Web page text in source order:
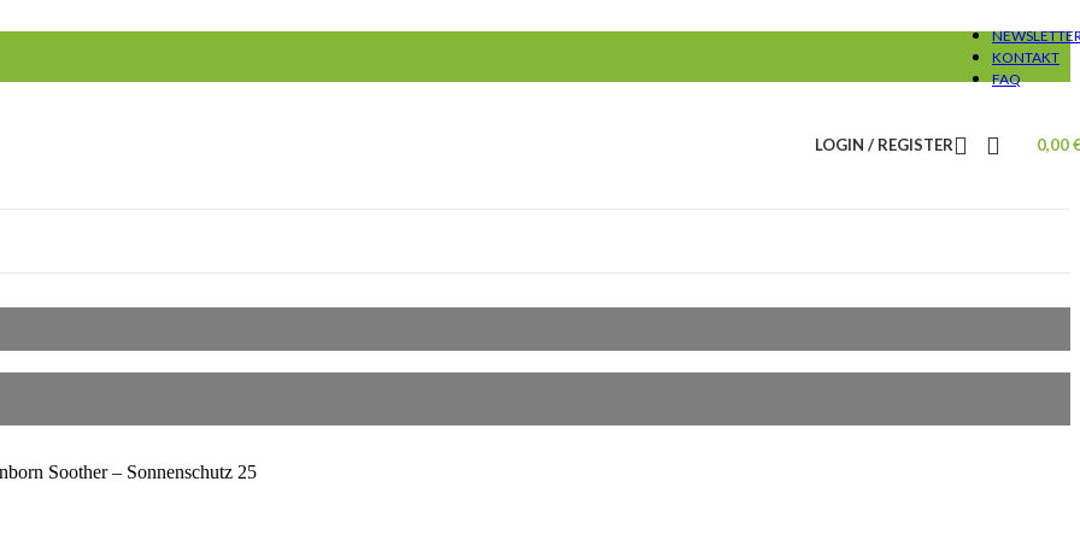
KONTAKT
FAQ
LOGIN / REGISTER 0,00
Soother – Sonnenschutz 25